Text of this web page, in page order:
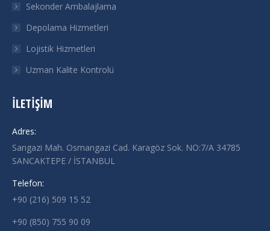
Sekonder Ambalajlama
Depolama Hizmetleri
Lojistik Hizmetleri
Uzman Kalite Kontrolü
İLETIŞIM
Adres:
Sarıgazi Mah. Osmangazi Cad. Karagöz Sok. NO:7/A 34785
SANCAKTEPE / İSTANBUL
Telefon:
+90 (216) 509 15 52
+90 (850) 755 90 09